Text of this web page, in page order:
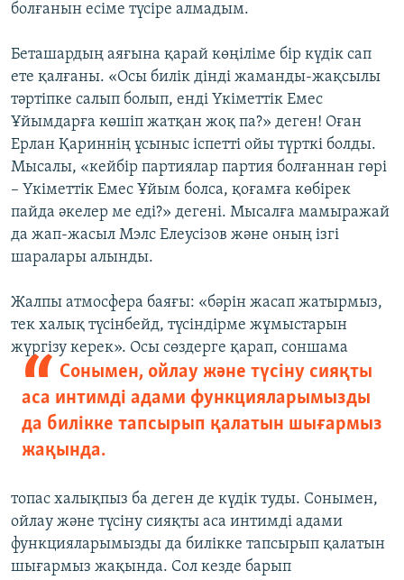
болғанын есіме түсіре алмадым.
Беташардың аяғына қарай көңіліме бір күдік сап
ете қалғаны. «Осы билік дінді жаманды-жақсылы
тәртіпке салып болып, енді Үкіметтік Емес
Ұйымдарға көшіп жатқан жоқ па?» деген! Оған
Ерлан Қариннің ұсыныс іспетті ойы түрткі болды.
Мысалы, «кейбір партиялар партия болғаннан гөрі
– Үкіметтік Емес Ұйым болса, қоғамға көбірек
пайда әкелер ме еді?» дегені. Мысалға мамыражай
да жап-жасыл Мэлс Елеусізов және оның ізгі
шаралары алынды.
Жалпы атмосфера баяғы: «бәрін жасап жатырмыз,
тек халық түсінбейд, түсіндірме жұмыстарын
жүргізу керек». Осы сөздерге қарап, соншама
Сонымен, ойлау және түсіну сияқты
аса интимді адами функцияларымызды
да билікке тапсырып қалатын шығармыз
жақында.
топас халықпыз ба деген де күдік туды. Сонымен,
ойлау және түсіну сияқты аса интимді адами
функцияларымызды да билікке тапсырып қалатын
шығармыз жақында. Сол кезде барып